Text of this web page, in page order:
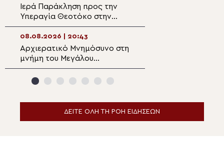
Ιερά Παράκληση προς την
Υπεραγία Θεοτόκο στην
Πολυθέα Πεδιάδος
08.08.2026 | 20:43
Αρχιερατικό Μνημόσυνο στη
μνήμη του Μεγάλου
Ευεργέτου των Κυθήρων
Νικολάου Τριφύλλη
ΔΕΙΤΕ ΟΛΗ ΤΗ ΡΟΗ ΕΙΔΗΣΕΩΝ